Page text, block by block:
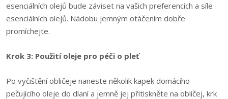
esenciálních olejů bude záviset na vašich preferencích a síle
esenciálních olejů. Nádobu jemným otáčením dobře
promíchejte.
Krok 3: Použití oleje pro péči o pleť
Po vyčištění obličeje naneste několik kapek domácího
pečujícího oleje do dlaní a jemně jej přitiskněte na obličej, krk